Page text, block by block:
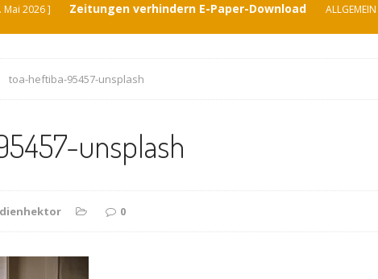
Mai 2026 ] Zeitungen verhindern E-Paper-Download ALLGEMEIN
Januar 2026 ] „Die Zeit“fälscht Interview mit KI TECHNIK
Dezember 2025 ] KI-generierte Interviews
Mai 2026 ] Wann hat sich der WDR von ernsthaften Nachrichten
toa-heftiba-95457-unsplash
unsplash
0